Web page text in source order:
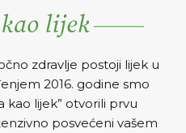
zdravlje postoji lijek u
2016. godine smo
kao lijek” otvorili prvu
posvećeni vašem